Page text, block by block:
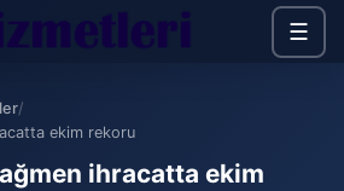
☰
/
ekim rekoru
ihracatta ekim